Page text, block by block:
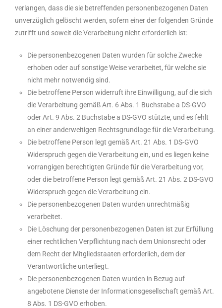
verlangen, dass die sie betreffenden personenbezogenen Daten
unverzüglich gelöscht werden, sofern einer der folgenden Gründe
zutrifft und soweit die Verarbeitung nicht erforderlich ist:
Die personenbezogenen Daten wurden für solche Zwecke
erhoben oder auf sonstige Weise verarbeitet, für welche sie
nicht mehr notwendig sind.
Die betroffene Person widerruft ihre Einwilligung, auf die sich
die Verarbeitung gemäß Art. 6 Abs. 1 Buchstabe a DS-GVO
oder Art. 9 Abs. 2 Buchstabe a DS-GVO stützte, und es fehlt
an einer anderweitigen Rechtsgrundlage für die Verarbeitung.
Die betroffene Person legt gemäß Art. 21 Abs. 1 DS-GVO
Widerspruch gegen die Verarbeitung ein, und es liegen keine
vorrangigen berechtigten Gründe für die Verarbeitung vor,
oder die betroffene Person legt gemäß Art. 21 Abs. 2 DS-GVO
Widerspruch gegen die Verarbeitung ein.
Die personenbezogenen Daten wurden unrechtmäßig
verarbeitet.
Die Löschung der personenbezogenen Daten ist zur Erfüllung
einer rechtlichen Verpflichtung nach dem Unionsrecht oder
dem Recht der Mitgliedstaaten erforderlich, dem der
Verantwortliche unterliegt.
Die personenbezogenen Daten wurden in Bezug auf
angebotene Dienste der Informationsgesellschaft gemäß Art.
8 Abs. 1 DS-GVO erhoben.